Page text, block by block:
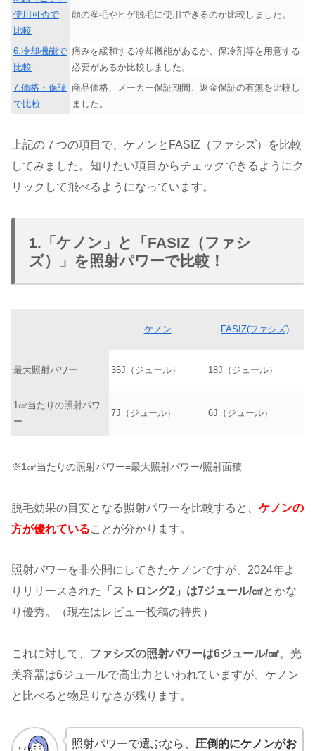
使用可否で
比較
顔の産毛やヒゲ脱毛に使用できるのか比較しました。
6.冷却機能で
比較
痛みを緩和する冷却機能があるか、保冷剤等を用意する
必要があるか比較しました。
7.価格・保証
で比較
商品価格、メーカー保証期間、返金保証の有無を比較し
ました。
上記の７つの項目で、ケノンとFASIZ（ファシズ）を比較
してみました。知りたい項目からチェックできるようにク
リックして飛べるようになっています。
1.「ケノン」と「FASIZ（ファシ
ズ）」を照射パワーで比較！
ケノン FASIZ(ファシズ)
最大照射パワー 35J（ジュール） 18J（ジュール）
1㎠当たりの照射パワ
ー
7J（ジュール） 6J（ジュール）
※1㎠当たりの照射パワー=最大照射パワー/照射面積
脱毛効果の目安となる照射パワーを比較すると、 ケノンの
方が優れていることが分かります。
照射パワーを非公開にしてきたケノンですが、2024年よ
りリリースされた
「ストロング2」は7ジュール/㎠とかな
り優秀。（現在はレビュー投稿の特典）
これに対して、 ファシズの照射パワーは6ジュール/㎠。光
美容器は6ジュールで高出力といわれていますが、ケノン
と比べると物足りなさが残ります。
照射パワーで選ぶなら、 圧倒的にケノンがお